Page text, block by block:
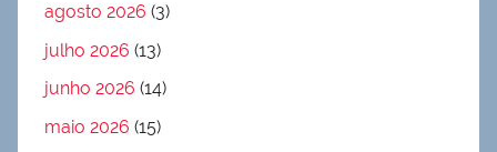
agosto 2026 (3)
julho 2026 (13)
junho 2026 (14)
maio 2026 (15)